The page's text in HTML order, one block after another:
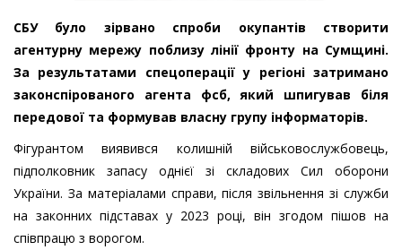
СБУ було зірвано спроби окупантів створити
агентурну мережу поблизу лінії фронту на Сумщині.
За результатами спецоперації у регіоні затримано
законспірованого агента фсб, який шпигував біля
передової та формував власну групу інформаторів.
Фігурантом виявився колишній військовослужбовець,
підполковник запасу однієї зі складових Сил оборони
України. За матеріалами справи, після звільнення зі служби
на законних підставах у 2023 році, він згодом пішов на
співпрацю з ворогом.